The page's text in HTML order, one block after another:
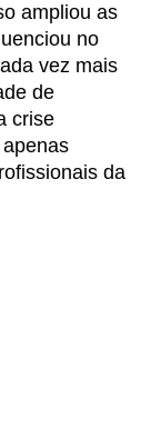
ampliou as
no
vez mais
de
crise
da